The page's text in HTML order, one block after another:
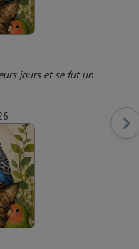
jours et se fut un